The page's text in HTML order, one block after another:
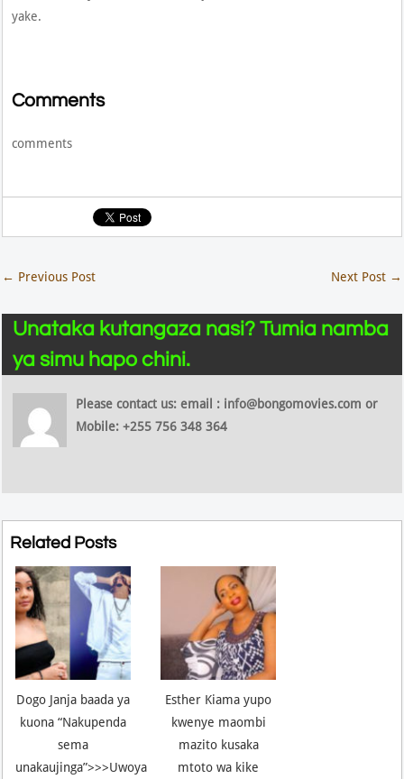
yake.
Comments
comments
← Previous Post Next Post →
Unataka kutangaza nasi? Tumia namba
ya simu hapo chini.
Please contact us: email : info@bongomovies.com or
Mobile: +255 756 348 364
Related Posts
Dogo Janja baada ya
kuona “Nakupenda
sema
unakaujinga”>>>Uwoya
Esther Kiama yupo
kwenye maombi
mazito kusaka
mtoto wa kike